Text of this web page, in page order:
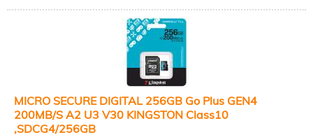
MICRO SECURE DIGITAL 256GB Go Plus GEN4
200MB/S A2 U3 V30 KINGSTON Class10
,SDCG4/256GB